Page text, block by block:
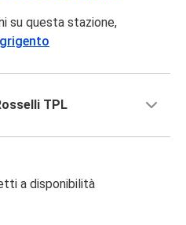
su questa stazione,
TPL
a disponibilità